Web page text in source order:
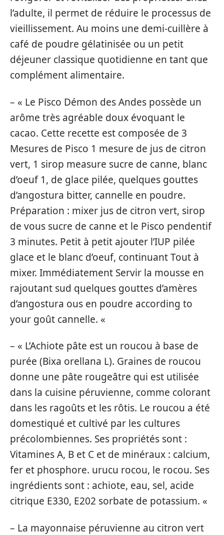
l’adulte, il permet de réduire le processus de
vieillissement. Au moins une demi-cuillère à
café de poudre gélatinisée ou un petit
déjeuner classique quotidienne en tant que
complément alimentaire.
– « Le Pisco Démon des Andes possède un
arôme très agréable doux évoquant le
cacao. Cette recette est composée de 3
Mesures de Pisco 1 mesure de jus de citron
vert, 1 sirop measure sucre de canne, blanc
d’oeuf 1, de glace pilée, quelques gouttes
d’angostura bitter, cannelle en poudre.
Préparation : mixer jus de citron vert, sirop
de vous sucre de canne et le Pisco pendentif
3 minutes. Petit à petit ajouter l’IUP pilée
glace et le blanc d’oeuf, continuant Tout à
mixer. Immédiatement Servir la mousse en
rajoutant sud quelques gouttes d’amères
d’angostura ous en poudre according to
your goût cannelle. «
– « L’Achiote pâte est un roucou à base de
purée (Bixa orellana L). Graines de roucou
donne une pâte rougeâtre qui est utilisée
dans la cuisine péruvienne, comme colorant
dans les ragoûts et les rôtis. Le roucou a été
domestiqué et cultivé par les cultures
précolombiennes. Ses propriétés sont :
Vitamines A, B et C et de minéraux : calcium,
fer et phosphore. urucu rocou, le rocou. Ses
ingrédients sont : achiote, eau, sel, acide
citrique E330, E202 sorbate de potassium. «
– La mayonnaise péruvienne au citron vert